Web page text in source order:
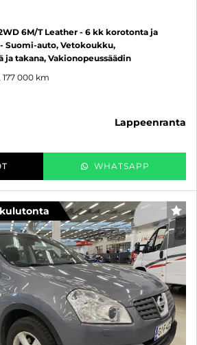
2WD 6M/T Leather - 6 kk korotonta ja
Suomi-auto, Vetokoukku,
takana, Vakionopeussäädin
177 000 km
lappeenranta
WHATSAPP